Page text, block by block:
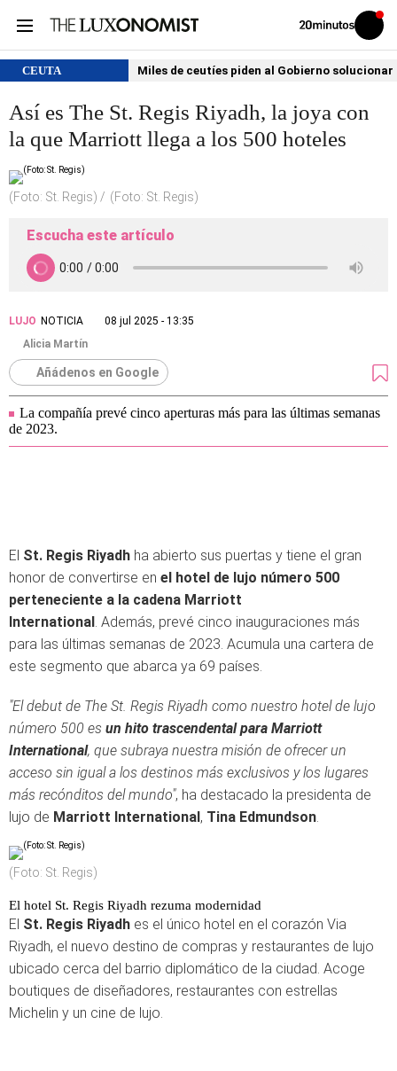
Volver
Iniciar
sesión
CEUTA Miles de ceutíes piden al Gobierno
Así es The St. Regis Riyadh, la joya con
la que Marriott llega a los 500 hoteles
(Foto: St. Regis) (Foto: St. Regis)
Escucha este artículo
LUJO NOTICIA
08 jul 2025 - 13:35
Alicia Martín
Añádenos en Google
La compañía prevé cinco aperturas más para las últimas semanas
de 2023.
El St. Regis Riyadh ha abierto sus puertas y tiene el gran
honor de convertirse en el hotel de lujo número 500
perteneciente a la cadena Marriott
International. Además, prevé cinco inauguraciones más
para las últimas semanas de 2023. Acumula una cartera de
este segmento que abarca ya 69 países.
"El debut de The St. Regis Riyadh como nuestro hotel de lujo
número 500 es un hito trascendental para Marriott
International, que subraya nuestra misión de ofrecer un
acceso sin igual a los destinos más exclusivos y los lugares
más recónditos del mundo", ha destacado la presidenta de
lujo de Marriott International, Tina Edmundson.
(Foto: St. Regis)
El hotel St. Regis Riyadh rezuma modernidad
El St. Regis Riyadh es el único hotel en el corazón Via
Riyadh, el nuevo destino de compras y restaurantes de lujo
ubicado cerca del barrio diplomático de la ciudad. Acoge
boutiques de diseñadores, restaurantes con estrellas
Michelin y un cine de lujo.